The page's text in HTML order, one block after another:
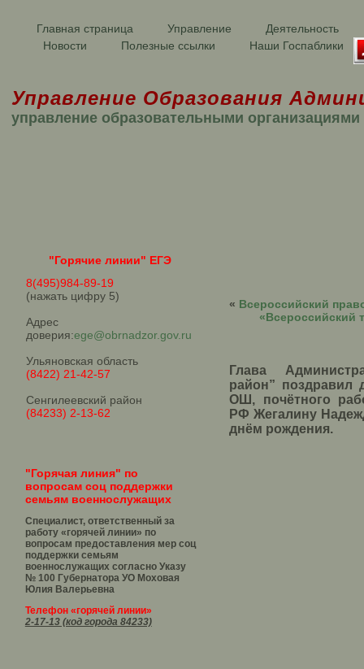
Главная страница Управление
Деятельность
Новости
Полезные ссылки Наши Госпаблики
Управление Образования
управление образовательными организациями
"Горячие линии" ЕГЭ
8(495)984-89-19
(нажать цифру 5)
Адрес
доверия:ege@obrnadzor.gov.ru
Ульяновская область
(8422) 21-42-57
Сенгилеевский район
(84233) 2-13-62
"Горячая линия" по
вопросам соц поддержки
семьям военнослужащих
Специалист, ответственный за
работу «горячей линии» по
вопросам предоставления мер соц
поддержки семьям
военнослужащих согласно Указу
№ 100 Губернатора УОМоховая
Юлия Валерьевна
Телефон «горячей линии»
2-17-13 (код города 84233)
« Всероссийский
«Всероссийский
Глава
район” поздравил
ОШ, почётного
РФ Жегалину
днём рождения.